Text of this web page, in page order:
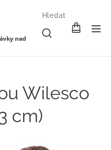
nad
Hledat
Wilesco
cm)